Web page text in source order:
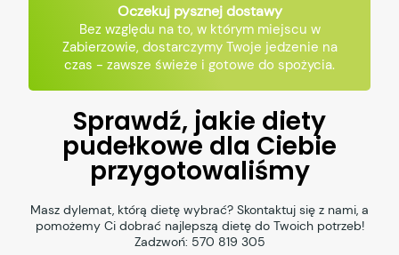
Oczekuj pysznej dostawy
Bez względu na to, w którym miejscu w
Zabierzowie, dostarczymy Twoje jedzenie na
czas - zawsze świeże i gotowe do spożycia.
Sprawdź, jakie diety
pudełkowe dla Ciebie
przygotowaliśmy
Masz dylemat, którą dietę wybrać? Skontaktuj się z nami, a
pomożemy Ci dobrać najlepszą dietę do Twoich potrzeb!
Zadzwoń: 570 819 305